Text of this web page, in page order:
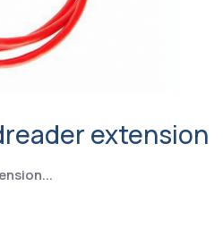
extension